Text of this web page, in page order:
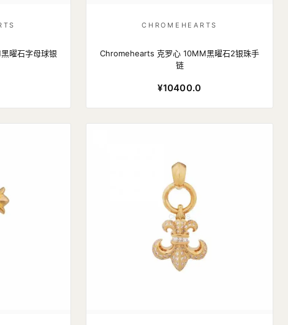
曜石字母球银
CHROMEHEARTS
Chromehearts 克罗心 10MM黑曜石2银珠手
链
¥10400.0